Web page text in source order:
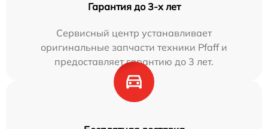
Гарантия до 3-х лет
Сервисный центр устанавливает
оригинальные запчасти техники Pfaff и
предоставляет гарантию до 3 лет.